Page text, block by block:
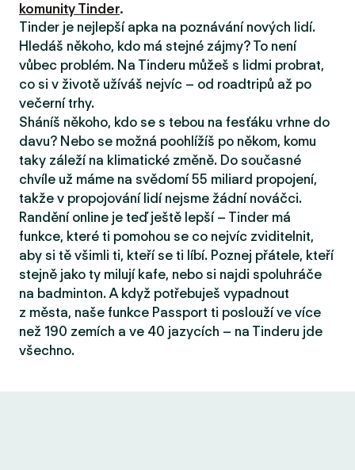
komunity Tinder.
Tinder je nejlepší apka na poznávání nových lidí.
Hledáš někoho, kdo má stejné zájmy? To není
vůbec problém. Na Tinderu můžeš s lidmi probrat,
co si v životě užíváš nejvíc – od roadtripů až po
večerní trhy.
Sháníš někoho, kdo se s tebou na fesťáku vrhne do
davu? Nebo se možná poohlížíš po někom, komu
taky záleží na klimatické změně. Do současné
chvíle už máme na svědomí 55 miliard propojení,
takže v propojování lidí nejsme žádní nováčci.
Randění online je teď ještě lepší – Tinder má
funkce, které ti pomohou se co nejvíc zviditelnit,
aby si tě všimli ti, kteří se ti líbí. Poznej přátele, kteří
stejně jako ty milují kafe, nebo si najdi spoluhráče
na badminton. A když potřebuješ vypadnout
z města, naše funkce Passport ti poslouží ve více
než 190 zemích a ve 40 jazycích – na Tinderu jde
všechno.